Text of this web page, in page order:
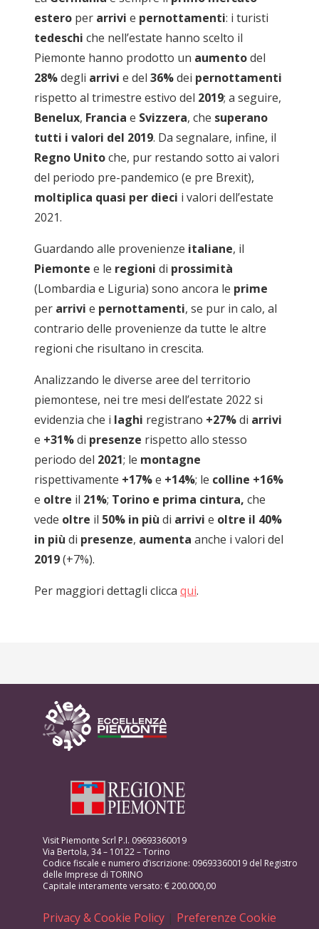
estero per arrivi e pernottamenti: i turisti
tedeschi che nell’estate hanno scelto il
Piemonte hanno prodotto un aumentodel
28%degli arrivi e del 36%dei pernottamenti
rispetto al trimestre estivo del 2019; a seguire,
Benelux, Francia e Svizzera, che superano
tutti i valori del 2019. Da segnalare, infine, il
Regno Unitoche, pur restando sotto ai valori
del periodo pre-pandemico (e pre Brexit),
moltiplica quasi per dieci i valori dell’estate
2021.
Guardando alle provenienze italiane, il
Piemonte e le regioni di prossimità
(Lombardia e Liguria) sono ancora le prime
per arrivi e pernottamenti, se pur in calo, al
contrario delle provenienze da tutte le altre
regioni che risultano in crescita.
Analizzando le diverse aree del territorio
piemontese, nei tre mesi dell’estate 2022 si
evidenzia che i laghi registrano +27%di arrivi
e +31%di presenze rispetto allo stesso
periodo del 2021; le montagne
rispettivamente +17%e +14%; le colline +16%
e oltre il 21%; Torino e prima cintura, che
vede oltre il 50% in più di arrivi e oltre il 40%
in più di presenze, aumenta anche i valori del
2019(+7%).
Per maggiori dettagli clicca qui.
Visit Piemonte Scrl P.I. 09693360019
Via Bertola, 34 – 10122 – Torino
Codice fiscale e numero d’iscrizione: 09693360019 del Registro
delle Imprese di TORINO
Capitale interamente versato: € 200.000,00
Privacy & Cookie Policy | Preferenze Cookie